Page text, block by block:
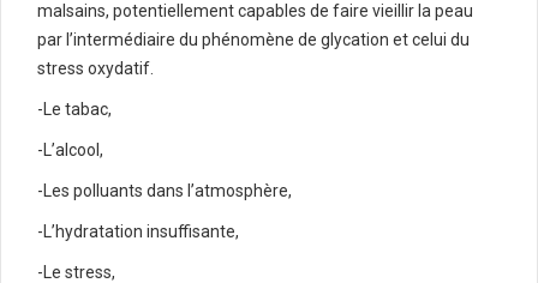
malsains, potentiellement capables de faire vieillir la peau
par l’intermédiaire du phénomène de glycation et celui du
stress oxydatif.
-Le tabac,
-L’alcool,
-Les polluants dans l’atmosphère,
-L’hydratation insuffisante,
-Le stress,